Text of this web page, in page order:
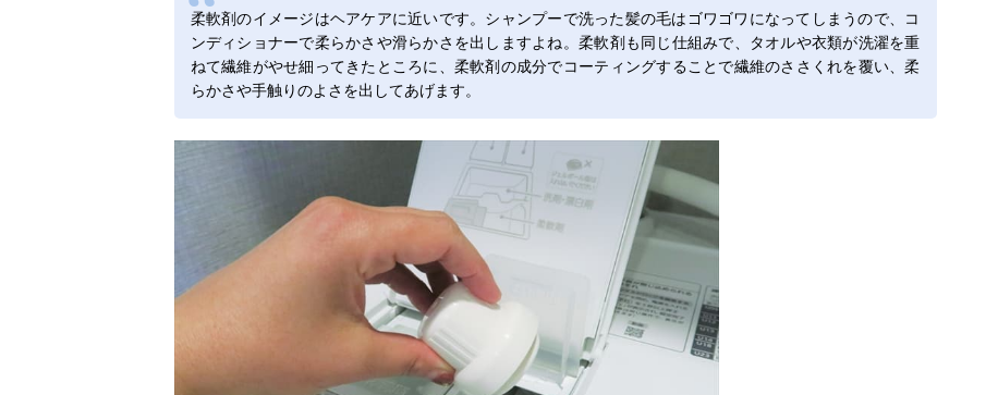
ーレ
Amazonで見る
花王 柔軟仕上
げ剤 ハミング
消臭実感 本体
530ml
洗濯するほど気
生乾き臭
510ml
抗菌・消臭・静
を防ぐ
4種類・リフレ
ン/ローズ＆フ
NSファーフ
ァ・ジャパン
ファーファスト
ーリー 1400ml
詰替
ファミリーにぴ
ったりな香りと
風合い
1,400ml
Amazonで見る
ネイチャーラボ
ラボン 柔軟剤
TO THE MOON
リラックスタイ
ムにマッチする
アロマの香り
500ml
柔軟剤のイメージはヘアケアに近いです。シャンプーで洗った髪の毛はゴワゴワになってしまうので、コ
ンディショナーで柔らかさや滑らかさを出しますよね。柔軟剤も同じ仕組みで、タオルや衣類が洗濯を重
ねて繊維がやせ細ってきたところに、柔軟剤の成分でコーティングすることで繊維のささくれを覆い、柔
らかさや手触りのよさを出してあげます。